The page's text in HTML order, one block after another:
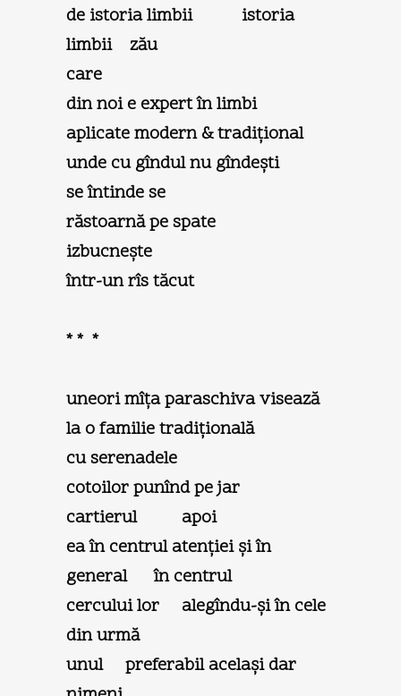
de istoria limbii istoria
limbii zău
care
din noi e expert în limbi
aplicate modern & tradițional
unde cu gîndul nu gîndeşti
se întinde se
răstoarnă pe spate
izbucneşte
într-un rîs tăcut
* * *
uneori mîța paraschiva visează
la o familie tradițională
cu serenadele
cotoilor punînd pe jar
cartierul apoi
ea în centrul atenției şi în
general în centrul
cercului lor alegîndu-şi în cele
din urmă
unul preferabil acelaşi dar